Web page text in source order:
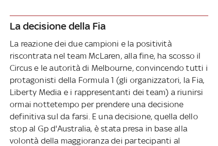
La decisione della Fia
La reazione dei due campioni e la positività
riscontrata nel team McLaren, alla fine, ha scosso il
Circus e le autorità di Melbourne, convincendo tutti i
protagonisti della Formula 1 (gli organizzatori, la Fia,
Liberty Media e i rappresentanti dei team) a riunirsi
ormai nottetempo per prendere una decisione
definitiva sul da farsi. E una decisione, quella dello
stop al Gp d'Australia, è stata presa in base alla
volontà della maggioranza dei partecipanti al